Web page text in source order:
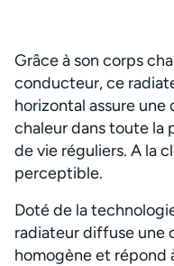
Grâce à son corps
conducteur, ce
horizontal assure
chaleur dans toute la
de vie réguliers. A la
perceptible.
Doté de la
radiateur diffuse une
homogène et répond